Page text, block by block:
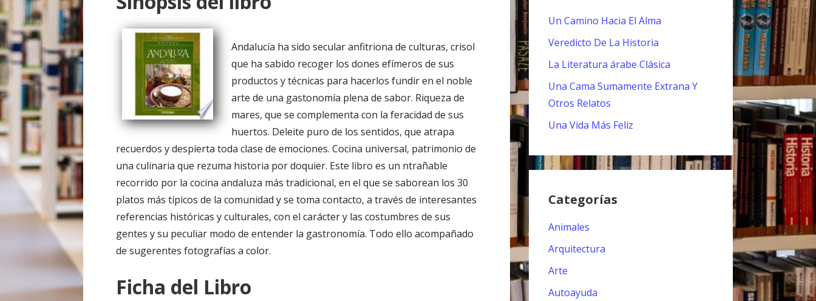
o
Andalucía ha sido secular anfitriona de culturas, crisol
que ha sabido recoger los dones efímeros de sus
productos y técnicas para hacerlos fundir en el noble
arte de una gastonomía plena de sabor. Riqueza de
mares, que se complementa con la feracidad de sus
huertos. Deleite puro de los sentidos, que atrapa
recuerdos y despierta toda clase de emociones. Cocina universal, patrimonio de
una culinaria que rezuma historia por doquier. Este libro es un ntrañable
recorrido por la cocina andaluza más tradicional, en el que se saborean los 30
platos más típicos de la comunidad y se toma contacto, a través de interesantes
referencias históricas y culturales, con el carácter y las costumbres de sus
gentes y su peculiar modo de entender la gastronomía. Todo ello acompañado
de sugerentes fotografías a color.
Ficha del Libro
Un Camino Hacia El Alma
Veredicto De La Historia
La Literatura árabe Clásica
Una Cama Sumamente Extrana Y
Otros Relatos
Una Vida Más Feliz
Categorías
Animales
Arquitectura
Arte
Autoayuda